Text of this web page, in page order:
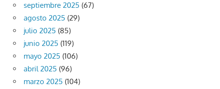
septiembre 2025 (67)
agosto 2025 (29)
julio 2025 (85)
junio 2025 (119)
mayo 2025 (106)
abril 2025 (96)
marzo 2025 (104)